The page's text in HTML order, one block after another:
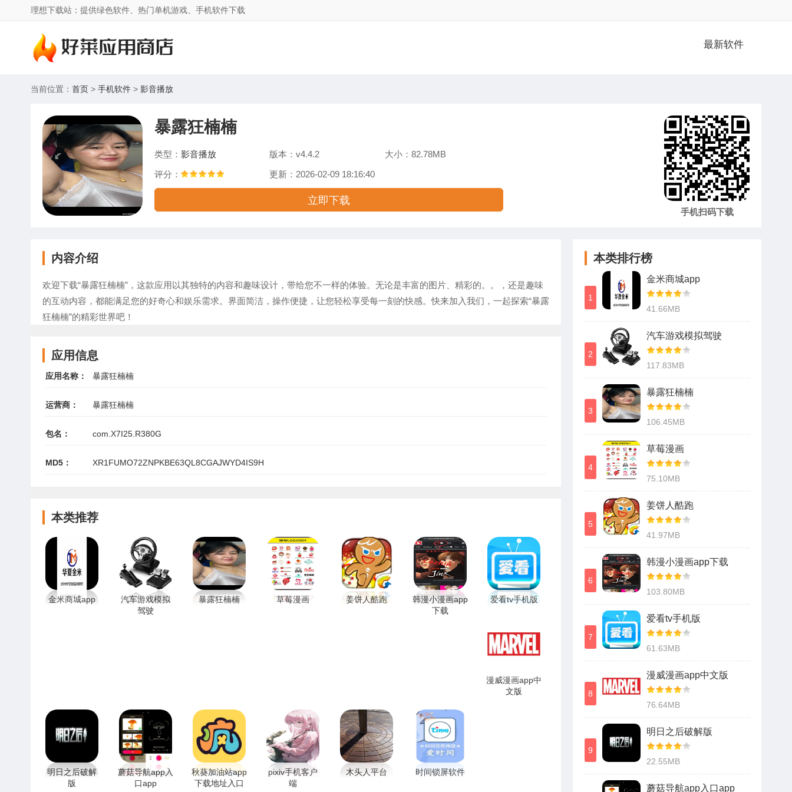
理想下载站：提供绿色软件、热门单机游戏、手机软件下载
最新软件
当前位置： 首页 > 手机软件 > 影音播放
暴露狂楠楠
类型： 影音播放 版本：v4.4.2
大小：82.78MB
评分：
更新：2026-02-09 18:16:40
立即下载
手机扫码下载
内容介绍
欢迎下载“暴露狂楠楠”，这款应用以其独特的内容和趣味设计，带给您不一样的体验。无论是丰富的图片、精彩的。。，还是趣味
的互动内容，都能满足您的好奇心和娱乐需求。界面简洁，操作便捷，让您轻松享受每一刻的快感。快来加入我们，一起探索“暴露
狂楠楠”的精彩世界吧！
应用信息
应用名称： 暴露狂楠楠
运营商： 暴露狂楠楠
包名： com.X7I25.R380G
MD5： XR1FUMO72ZNPKBE63QL8CGAJWYD4IS9H
本类推荐
金米商城app
汽车游戏模拟
驾驶
暴露狂楠楠 草莓漫画 姜饼人酷跑
韩漫小漫画app
下载
爱看tv手机版
漫威漫画app中
文版
明日之后破解
版
蘑菇导航app入
口app
秋葵加油站app
下载地址入口
pixiv手机客户
端
木头人平台 时间锁屏软件
本类排行榜
1
金米商城app
41.66MB
2
汽车游戏模拟驾驶
117.83MB
3
暴露狂楠楠
106.45MB
4
草莓漫画
75.10MB
5
姜饼人酷跑
41.97MB
6
韩漫小漫画app下载
103.80MB
7
爱看tv手机版
61.63MB
8
漫威漫画app中文版
76.64MB
9
明日之后破解版
22.55MB
蘑菇导航app入口app